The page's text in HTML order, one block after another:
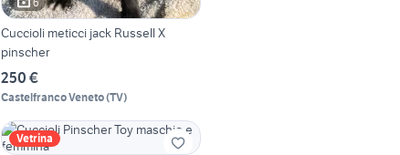
Cuccioli meticci jack Russell X
pinscher
250 €
Castelfranco Veneto(TV)
Vetrina